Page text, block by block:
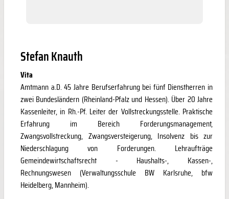
Stefan Knauth
Vita
Amtmann a.D. 45 Jahre Berufserfahrung bei fünf Dienstherren in
zwei Bundesländern (Rheinland-Pfalz und Hessen). Über 20 Jahre
Kassenleiter, in Rh.-Pf. Leiter der Vollstreckungsstelle. Praktische
Erfahrung im Bereich Forderungsmanagement,
Zwangsvollstreckung, Zwangsversteigerung, Insolvenz bis zur
Niederschlagung von Forderungen. Lehraufträge
Gemeindewirtschaftsrecht - Haushalts-, Kassen-,
Rechnungswesen (Verwaltungsschule BW Karlsruhe, bfw
Heidelberg, Mannheim).